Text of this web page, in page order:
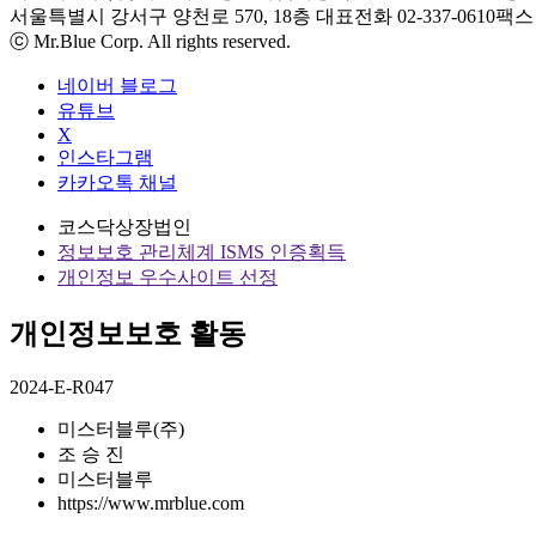
서울특별시 강서구 양천로 570, 18층 대표전화 02-337-0610팩스
ⓒ Mr.Blue Corp. All rights reserved.
네이버 블로그
유튜브
X
인스타그램
카카오톡 채널
코스닥상장법인
정보보호 관리체계 ISMS 인증획득
개인정보 우수사이트 선정
개인정보보호 활동
2024-E-R047
미스터블루(주)
조 승 진
미스터블루
https://www.mrblue.com